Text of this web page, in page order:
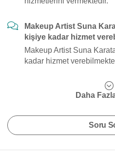
Makeup Artist Suna
kişiye kadar hizmet
Makeup Artist Suna
kadar hizmet
Daha
Soru